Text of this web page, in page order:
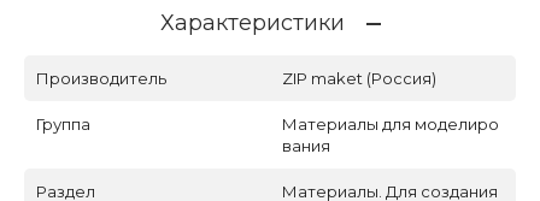
Характеристики
Производитель ZIP maket (Россия)
Группа
Материалы для моделиро
вания
Раздел
Материалы. Для создания